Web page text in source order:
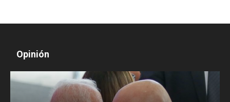
Opinión